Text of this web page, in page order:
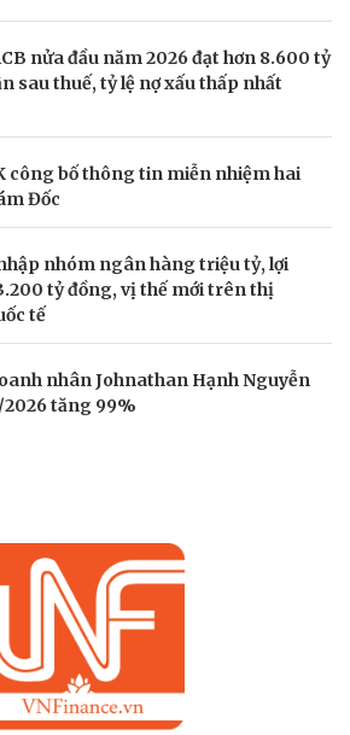
nửa đầu năm 2026 đạt hơn 8.600 tỷ
sau thuế, tỷ lệ nợ xấu thấp nhất
công bố thông tin miễn nhiệm hai
Đốc
nhóm ngân hàng triệu tỷ, lợi
tỷ đồng, vị thế mới trên thị
tế
nhân Johnathan Hạnh Nguyễn
tăng 99%